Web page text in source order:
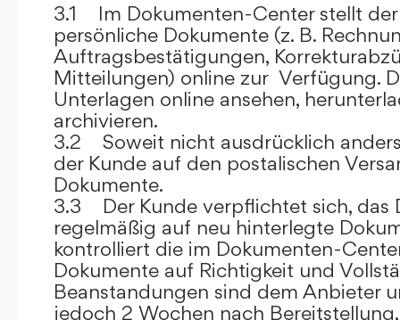
3.1 Im Dokumenten-Center stellt
persönliche Dokumente (z. B.
Auftragsbestätigungen,
Mitteilungen) online zur Verfügung.
Unterlagen online ansehen,
archivieren.
3.2 Soweit nicht ausdrücklich
der Kunde auf den postalischen
Dokumente.
3.3 Der Kunde verpflichtet sich, das
regelmäßig auf neu hinterlegte
kontrolliert die im Dokumenten-
Dokumente auf Richtigkeit und
Beanstandungen sind dem Anbieter
jedoch 2 Wochen nach